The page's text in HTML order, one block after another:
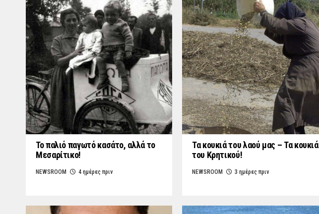
Το παλιό παγωτό κασάτο, αλλά το
Μεσαρίτικο!
NEWSROOM 4 ημέρες πριν
Τα κουκιά του λαού μας – Τα κουκιά
του Κρητικού!
NEWSROOM 3 ημέρες πριν